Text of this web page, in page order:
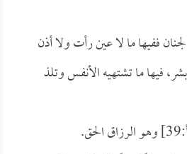
ففيها ما لا عين رأت ولا أذن
فيها ما تشتهيه الأنفس وتلذ